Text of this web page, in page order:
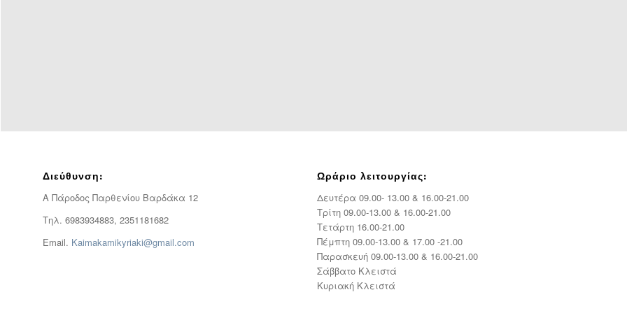
Διεύθυνση:
Α Πάροδος Παρθενίου Βαρδάκα 12
Τηλ. 6983934883, 2351181682
Email. Kaimakamikyriaki@gmail.com
Ωράριο λειτουργίας:
Δευτέρα 09.00- 13.00 & 16.00-21.00
Τρίτη 09.00-13.00 & 16.00-21.00
Τετάρτη 16.00-21.00
Πέμπτη09.00-13.00 & 17.00 -21.00
Παρασκευή 09.00-13.00 & 16.00-21.00
Σάββατο Κλειστά
Κυριακή Κλειστά